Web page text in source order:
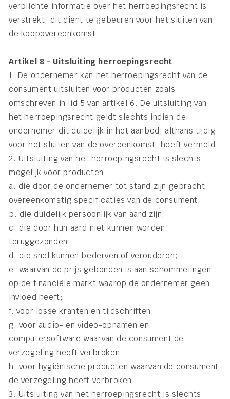
verplichte informatie over het herroepingsrecht is
verstrekt, dit dient te gebeuren voor het sluiten van
de koopovereenkomst.
Artikel 8 - Uitsluiting herroepingsrecht
1. De ondernemer kan het herroepingsrecht van de
consument uitsluiten voor producten zoals
omschreven in lid 5 van artikel 6. De uitsluiting van
het herroepingsrecht geldt slechts indien de
ondernemer dit duidelijk in het aanbod, althans tijdig
voor het sluiten van de overeenkomst, heeft vermeld.
2. Uitsluiting van het herroepingsrecht is slechts
mogelijk voor producten:
a. die door de ondernemer tot stand zijn gebracht
overeenkomstig specificaties van de consument;
b. die duidelijk persoonlijk van aard zijn;
c. die door hun aard niet kunnen worden
teruggezonden;
d. die snel kunnen bederven of verouderen;
e. waarvan de prijs gebonden is aan schommelingen
op de financiële markt waarop de ondernemer geen
invloed heeft;
f. voor losse kranten en tijdschriften;
g. voor audio- en video-opnamen en
computersoftware waarvan de consument de
verzegeling heeft verbroken.
h. voor hygiënische producten waarvan de consument
de verzegeling heeft verbroken.
3. Uitsluiting van het herroepingsrecht is slechts